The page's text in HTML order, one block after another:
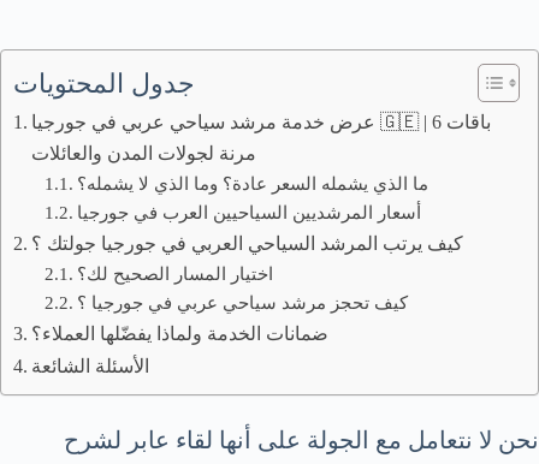
جدول المحتويات
عرض خدمة مرشد سياحي عربي في جورجيا 🇬🇪 | 6 باقات
مرنة لجولات المدن والعائلات
ما الذي يشمله السعر عادة؟ وما الذي لا يشمله؟
أسعار المرشديين السياحيين العرب في جورجيا
كيف يرتب المرشد السياحي العربي في جورجيا جولتك ؟
اختيار المسار الصحيح لك؟
كيف تحجز مرشد سياحي عربي في جورجيا ؟
ضمانات الخدمة ولماذا يفضّلها العملاء؟
الأسئلة الشائعة
نحن لا نتعامل مع الجولة على أنها لقاء عابر لشرح